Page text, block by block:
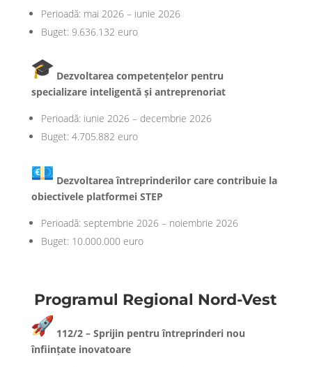
Perioadă: mai 2026 – iunie 2026
Buget: 9.636.132 euro
Dezvoltarea competențelor pentru
specializare inteligentă și antreprenoriat
Perioadă: iunie 2026 – decembrie 2026
Buget: 4.705.882 euro
Dezvoltarea întreprinderilor care contribuie la
obiectivele platformei STEP
Perioadă: septembrie 2026 – noiembrie 2026
Buget: 10.000.000 euro
Programul Regional Nord-Vest
112/2 – Sprijin pentru întreprinderi nou
înființate inovatoare